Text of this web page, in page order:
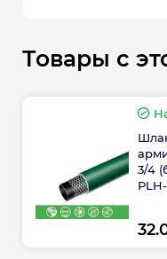
Не
Гарантия
Товары с
3/4